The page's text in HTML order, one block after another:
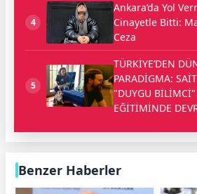
4
Ankara’da Yol
Cinayetle Bitti:
Ceza
5
TÜRKİYE’DEN
PARADİGMA:
"DUYGU
EĞİTİMİNDE
Benzer Haberler